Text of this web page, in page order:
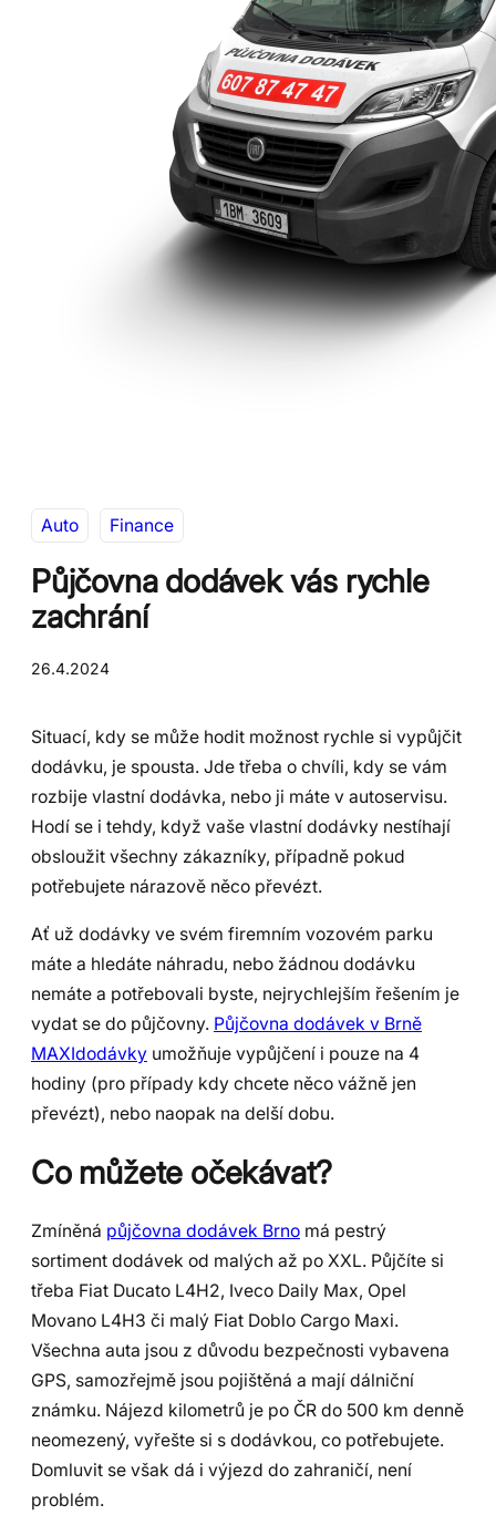
Auto Finance
Půjčovna dodávek vás rychle
zachrání
26.4.2024
Situací, kdy se může hodit možnost rychle si vypůjčit
dodávku, je spousta. Jde třeba o chvíli, kdy se vám
rozbije vlastní dodávka, nebo ji máte v autoservisu.
Hodí se i tehdy, když vaše vlastní dodávky nestíhají
obsloužit všechny zákazníky, případně pokud
potřebujete nárazově něco převézt.
Ať už dodávky ve svém firemním vozovém parku
máte a hledáte náhradu, nebo žádnou dodávku
nemáte a potřebovali byste, nejrychlejším řešením je
vydat se do půjčovny. Půjčovna dodávek v Brně
MAXIdodávky umožňuje vypůjčení i pouze na 4
hodiny (pro případy kdy chcete něco vážně jen
převézt), nebo naopak na delší dobu.
Co můžete očekávat?
Zmíněná půjčovna dodávek Brno má pestrý
sortiment dodávek od malých až po XXL. Půjčíte si
třeba Fiat Ducato L4H2, Iveco Daily Max, Opel
Movano L4H3 či malý Fiat Doblo Cargo Maxi.
Všechna auta jsou z důvodu bezpečnosti vybavena
GPS, samozřejmě jsou pojištěná a mají dálniční
známku. Nájezd kilometrů je po ČR do 500 km denně
neomezený, vyřešte si s dodávkou, co potřebujete.
Domluvit se však dá i výjezd do zahraničí, není
problém.